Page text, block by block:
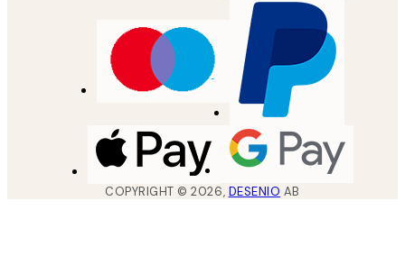
COPYRIGHT ©2026, DESENIO AB